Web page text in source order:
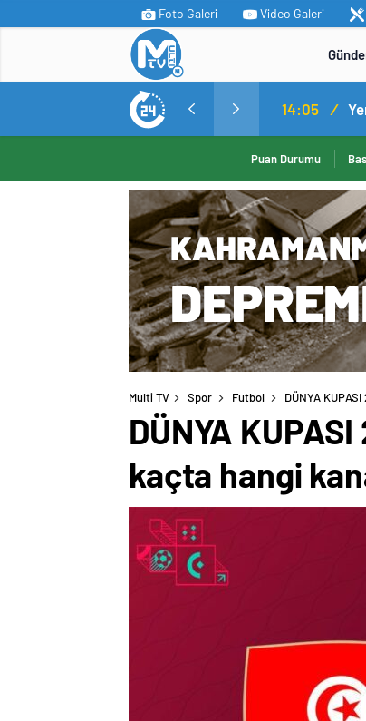
Foto Galeri Video Galeri
MİT’ten Irak’ın kuzeyinde operasyon: Ramazan Güneş Türkiye’ye getirildi 14:05 /
Puan Durumu
Multi TV Spor Futbol DÜNYA
DÜNYA
kaçta hangi